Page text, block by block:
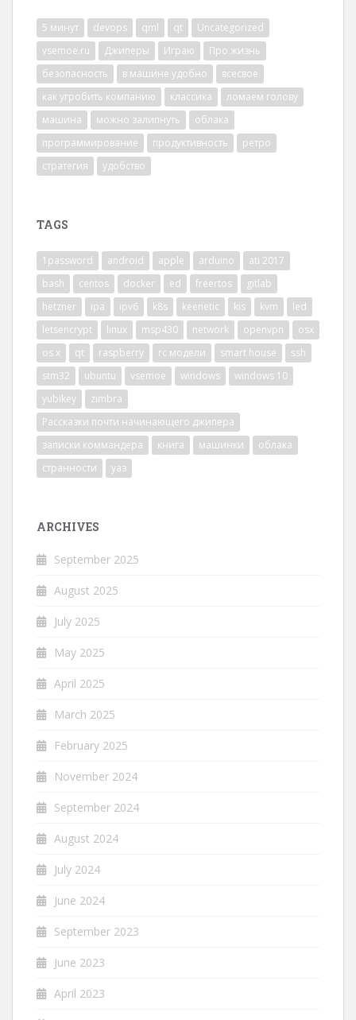
5 минут devops qml qt
Uncategorized
vsemoe.ru
Джиперы Играю
Про жизнь
безопасность
в машине удобно
всесвое
как угробить компанию
классика
ломаем голову
машина
можно залипнуть
облака
программирование
продуктивность
ретро
стратегия
удобство
TAGS
1password android apple arduino
ati 2017
bash
centos docker ed freertos
gitlab
hetzner
ipa ipv6 k8s keenetic kis kvm
led
letsencrypt
linux msp430 network openvpn
osx
os x
qt raspberry rc модели smart house
ssh
stm32
ubuntu vsemoe windows
windows 10
yubikey
zimbra
Рассказки почти начинающего джипера
записки коммандера
книга машинки
облака
странности
уаз
ARCHIVES
September 2025
August 2025
July 2025
May 2025
April 2025
March 2025
February 2025
November 2024
September 2024
August 2024
July 2024
June 2024
September 2023
June 2023
April 2023